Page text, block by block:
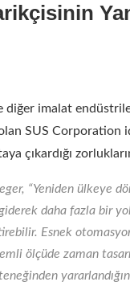
diğer imalat
SUS Corporation
çıkardığı
“Yeniden ülkeye
daha fazla bir
Esnek
ölçüde zaman